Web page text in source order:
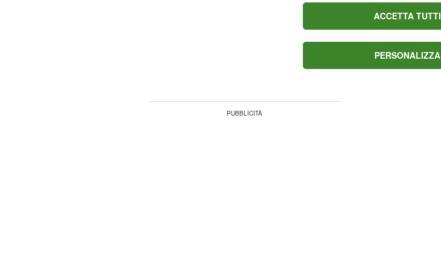
Clubber Lang che esce dall'ombra del padre e ne eredita le
', secondo spin-off
Adonis Creed,
figlio di Apollo, era il figlio di Ivan Drago, l'erede dell'uomo
ACCETTA TUTTI
PERSONALIZZA